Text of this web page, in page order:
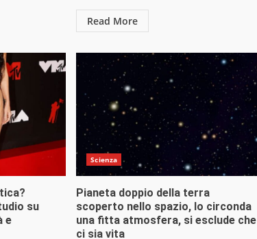
Read More
su
e
Scienza
Pianeta doppio della terra
scoperto nello spazio, lo circonda
una fitta atmosfera, si esclude che
ci sia vita